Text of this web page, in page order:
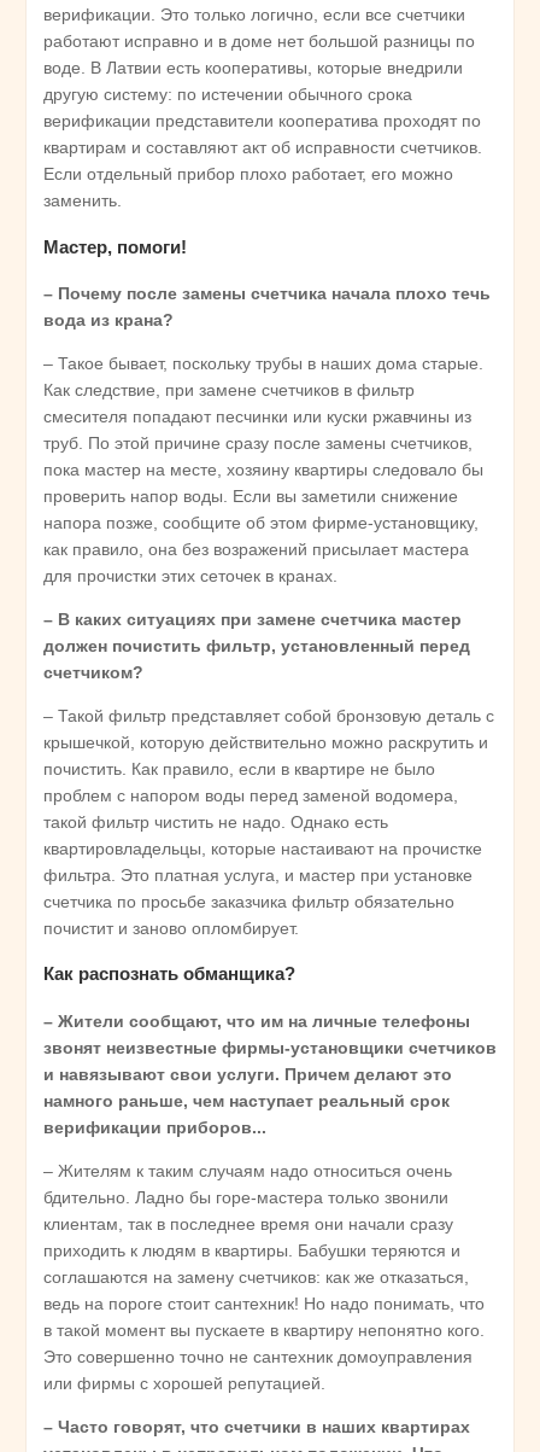
верификации. Это только логично, если все счетчики
работают исправно и в доме нет большой разницы по
воде. В Латвии есть кооперативы, которые внедрили
другую систему: по истечении обычного срока
верификации представители кооператива проходят по
квартирам и составляют акт об исправности счетчиков.
Если отдельный прибор плохо работает, его можно
заменить.
Мастер, помоги!
– Почему после замены счетчика начала плохо течь
вода из крана?
– Такое бывает, поскольку трубы в наших дома старые.
Как следствие, при замене счетчиков в фильтр
смесителя попадают песчинки или куски ржавчины из
труб. По этой причине сразу после замены счетчиков,
пока мастер на месте, хозяину квартиры следовало бы
проверить напор воды. Если вы заметили снижение
напора позже, сообщите об этом фирме-установщику,
как правило, она без возражений присылает мастера
для прочистки этих сеточек в кранах.
– В каких ситуациях при замене счетчика мастер
должен почистить фильтр, установленный перед
счетчиком?
– Такой фильтр представляет собой бронзовую деталь с
крышечкой, которую действительно можно раскрутить и
почистить. Как правило, если в квартире не было
проблем с напором воды перед заменой водомера,
такой фильтр чистить не надо. Однако есть
квартировладельцы, которые настаивают на прочистке
фильтра. Это платная услуга, и мастер при установке
счетчика по просьбе заказчика фильтр обязательно
почистит и заново опломбирует.
Как распознать обманщика?
– Жители сообщают, что им на личные телефоны
звонят неизвестные фирмы-установщики счетчиков
и навязывают свои услуги. Причем делают это
намного раньше, чем наступает реальный срок
верификации приборов...
– Жителям к таким случаям надо относиться очень
бдительно. Ладно бы горе-мастера только звонили
клиентам, так в последнее время они начали сразу
приходить к людям в квартиры. Бабушки теряются и
соглашаются на замену счетчиков: как же отказаться,
ведь на пороге стоит сантехник! Но надо понимать, что
в такой момент вы пускаете в квартиру непонятно кого.
Это совершенно точно не сантехник домоуправления
или фирмы с хорошей репутацией.
– Часто говорят, что счетчики в наших квартирах